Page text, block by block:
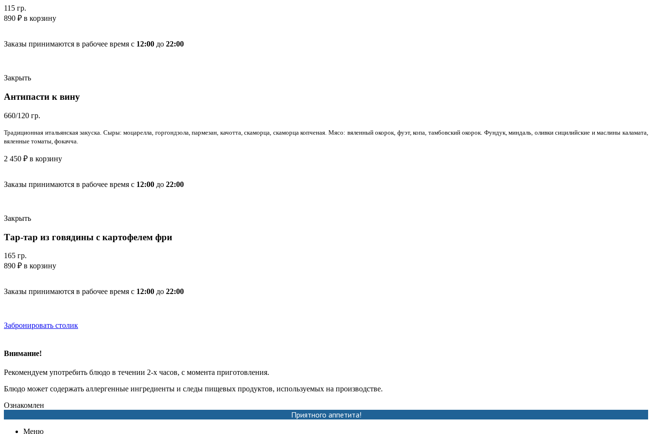
115 гр.
890 ₽ в корзину
Заказы принимаются в рабочее время с 12:00 до 22:00
Закрыть
Антипасти к вину
660/120 гр.
Традиционная итальянская закуска. Сыры: моцарелла, горгондзола, пармезан, качотта, скаморца, скаморца копченая. Мясо: вяленный окорок, фуэт, копа, тамбовский окорок. Фундук, миндаль, оливки сицилийские и маслины каламата,
вяленные томаты, фокачча.
2 450 ₽ в корзину
Заказы принимаются в рабочее время с 12:00 до 22:00
Закрыть
Тар-тар из говядины с картофелем фри
165 гр.
890 ₽ в корзину
Заказы принимаются в рабочее время с 12:00 до 22:00
Забронировать столик
Внимание!
Рекомендуем употребить блюдо в течении 2-х часов, с момента приготовления.
Блюдо может содержать аллергенные ингредиенты и следы пищевых продуктов, используемых на производстве.
Ознакомлен
Приятного аппетита!
Меню